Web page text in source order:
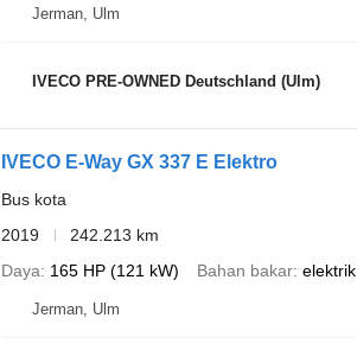
Jerman, Ulm
IVECO PRE-OWNED Deutschland (Ulm)
IVECO E-Way GX 337 E Elektro
Bus kota
2019
242.213 km
Daya
165 HP (121 kW) Bahan bakar elektrik
Jerman, Ulm